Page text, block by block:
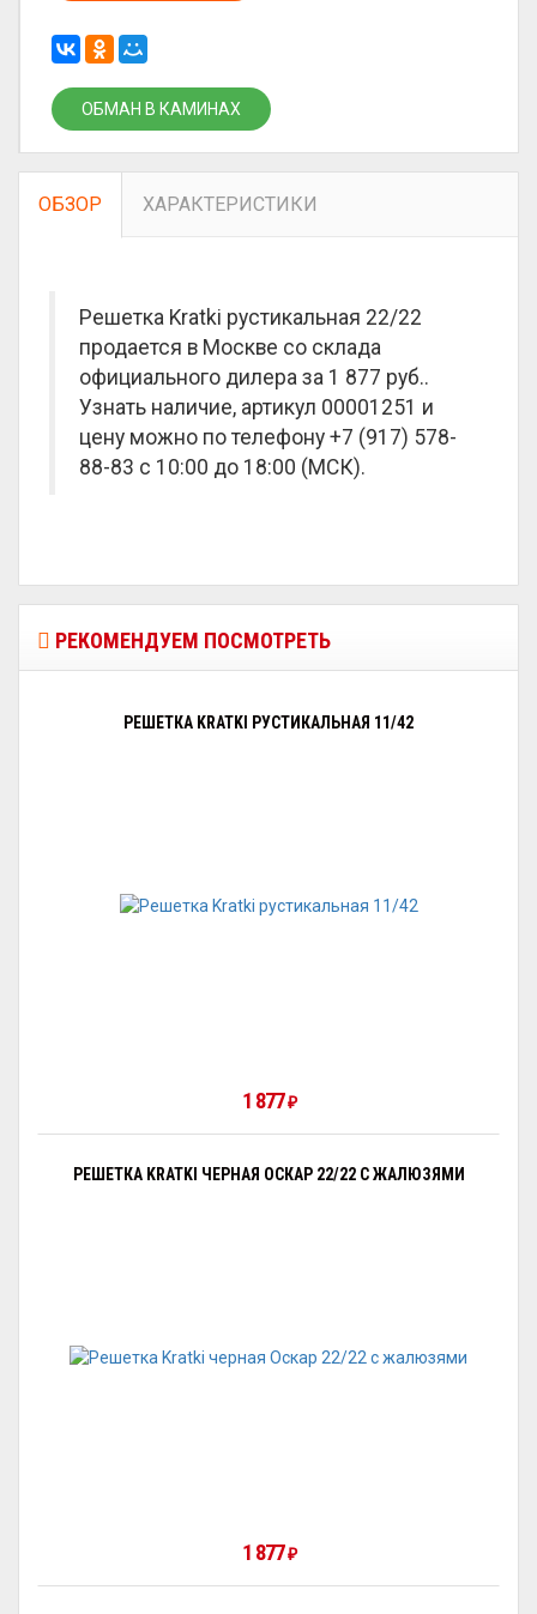
ОБМАН В КАМИНАХ
ОБЗОР ХАРАКТЕРИСТИКИ
Решетка Kratki рустикальная 22/22
продается в Москве со склада
официального дилера за 1 877 руб..
Узнать наличие, артикул 00001251 и
цену можно по телефону +7 (917) 578-
88-83 с 10:00 до 18:00 (МСК).
РЕКОМЕНДУЕМ ПОСМОТРЕТЬ
РЕШЕТКА KRATKI РУСТИКАЛЬНАЯ 11/42
1 877₽
РЕШЕТКА KRATKI ЧЕРНАЯ ОСКАР 22/22 С ЖАЛЮЗЯМИ
1 877₽